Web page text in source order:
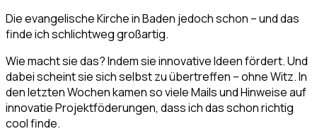
Die evangelische Kirche in Baden jedoch schon – und das
finde ich schlichtweg großartig.
Wie macht sie das? Indem sie innovative Ideen fördert. Und
dabei scheint sie sich selbst zu übertreffen – ohne Witz. In
den letzten Wochen kamen so viele Mails und Hinweise auf
innovatie Projektföderungen, dass ich das schon richtig
cool finde.